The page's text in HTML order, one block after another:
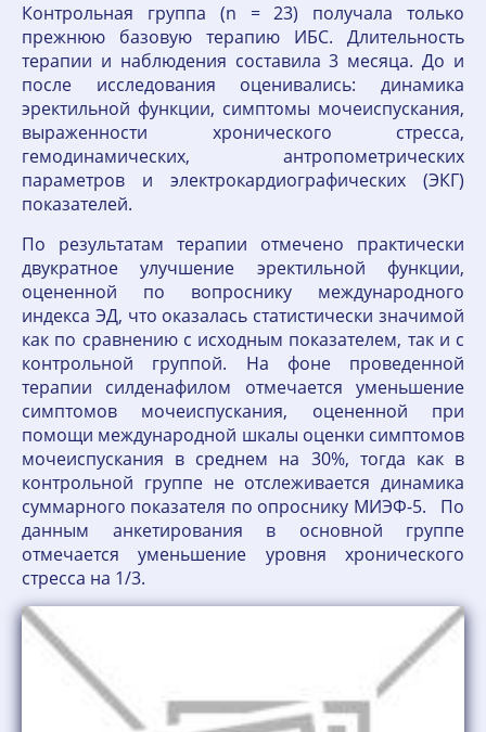
Контрольная группа (n = 23) получала только
прежнюю базовую терапию ИБС. Длительность
терапии и наблюдения составила 3 месяца. До и
после исследования оценивались: динамика
эректильной функции, симптомы мочеиспускания,
выраженности хронического стресса,
гемодинамических, антропометрических
параметров и электрокардиографических (ЭКГ)
показателей.
По результатам терапии отмечено практически
двукратное улучшение эректильной функции,
оцененной по вопроснику международного
индекса ЭД, что оказалась статистически значимой
как по сравнению с исходным показателем, так и с
контрольной группой. На фоне проведенной
терапии силденафилом отмечается уменьшение
симптомов мочеиспускания, оцененной при
помощи международной шкалы оценки симптомов
мочеиспускания в среднем на 30%, тогда как в
контрольной группе не отслеживается динамика
суммарного показателя по опроснику МИЭФ-5. По
данным анкетирования в основной группе
отмечается уменьшение уровня хронического
стресса на 1/3.